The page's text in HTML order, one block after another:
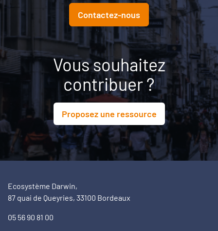
Contactez-nous
Vous souhaitez
contribuer ?
Proposez une ressource
Ecosystème Darwin,
87 quai de Queyries, 33100 Bordeaux
05 56 90 81 00